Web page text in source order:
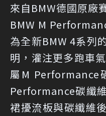
來自BMW德國原廠
BMW M
為全新BMW 4系列
明，灌注更多跑車
屬M Performance
Performance碳纖
裙擾流板與碳纖維